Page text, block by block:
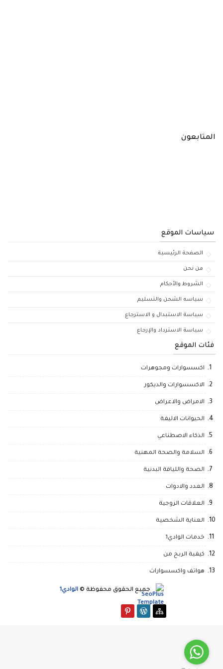
المتابعون
سياسات الموقع
الصفحة الرئيسية
من نحن
الشروط والأحكام
سياسه الشحن والتسليم
سياسة الاستبدال و الاسترجاع
سياسة الاسترداد والإرجاع
فئات الموقع
اكسسوارات ومجوهرات
الاكسسوارات والديكور
الامراض والاعراض
الحيوانات الاليفة
الذكاء الاصطناعي
السلامة والصحة المهنية
الصحة واللياقة البدنية
العدد والادوات
العلاقات الزوجية
العناية الشخصية
خدمات الوادي1
كيفية الربح من
هواتف واكسسوارات
جميع الحقوق محفوظة © الوادي1